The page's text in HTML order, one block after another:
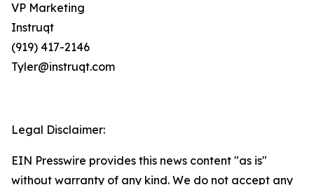
VP Marketing
Instruqt
(919) 417-2146
Tyler@instruqt.com
Legal Disclaimer:
EIN Presswire provides this news content "as is"
without warranty of any kind. We do not accept any